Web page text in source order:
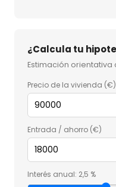
¿Calcula tu
Estimación
Precio de la vivienda (€)
Entrada / ahorro (€)
Interés anual: 2,5 %